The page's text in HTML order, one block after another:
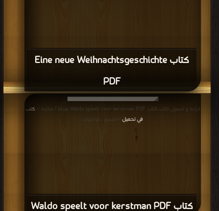
كتاب Eine neue Weihnachtsgeschichte
PDF
كتاب Waldo speelt voor kerstman PDF
قراءة و تحميل كتاب كتاب Waldo speelt voor kerstman PDF مجانا | مكتبة >
كتب
في تحميل
| التحميل : مرة/مرات